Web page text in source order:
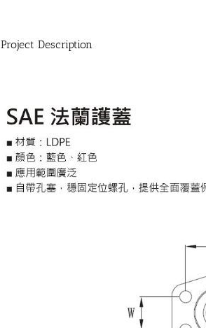
Project Description